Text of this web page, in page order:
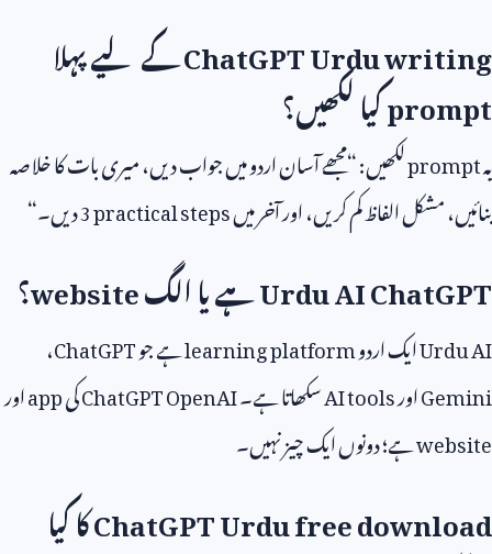
ChatGPT Urdu writingکے لیے پہلا
promptکیا لکھیں؟
یہpromptلکھیں: “مجھے آسان اردو میں جواب دیں، میری بات کا خلاصہ
بنائیں، مشکل الفاظ کم کریں، اور آخر میں3 practical stepsدیں۔“
Urdu AI ChatGPTہے یا الگwebsite؟
Urdu AIایک اردوlearning platformہے جوChatGPT،
GeminiاورAI toolsسکھاتا ہے۔ChatGPT OpenAIکیappاور
websiteہے؛ دونوں ایک چیز نہیں۔
ChatGPT Urdu free downloadکا کیا